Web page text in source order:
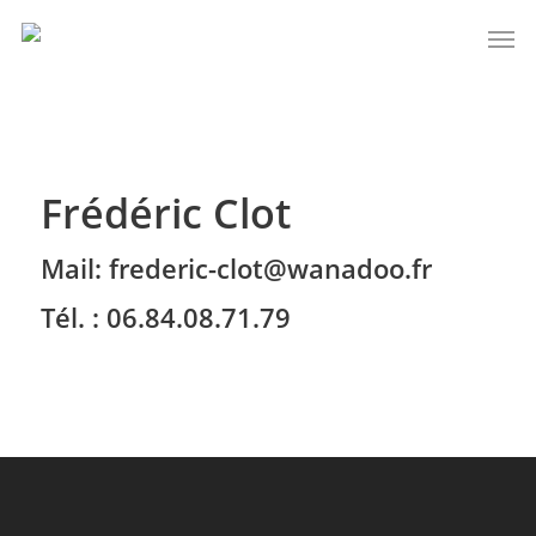
Frédéric Clot
Mail: frederic-clot@wanadoo.fr
Tél. : 06.84.08.71.79